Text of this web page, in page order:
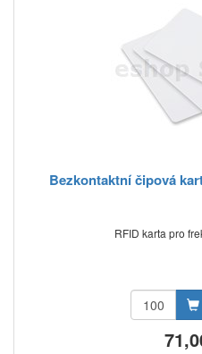
Bezkontaktní čipová
RFID karta pro